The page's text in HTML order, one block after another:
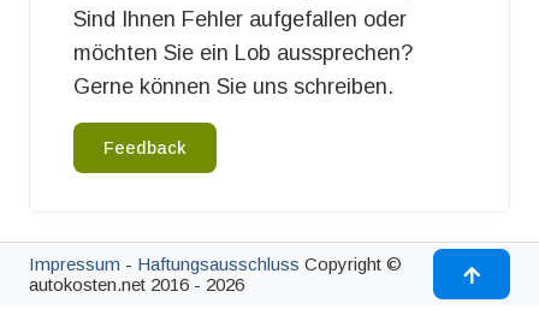
Sind Ihnen Fehler aufgefallen oder
möchten Sie ein Lob aussprechen?
Gerne können Sie uns schreiben.
Feedback
Impressum - Haftungsausschluss Copyright ©
autokosten.net 2016 - 2026